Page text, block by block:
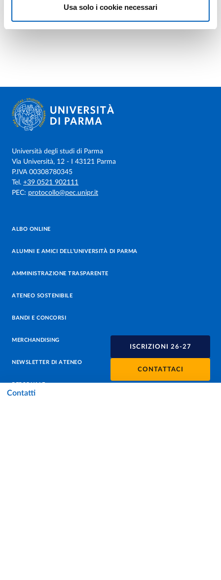
Usa solo i cookie necessari
ISCRIZIONI 26-27
CONTATTACI
Contatti
Università degli studi di Parma
Via Università, 12 - I 43121 Parma
P.IVA 00308780345
Tel. +39 0521 902111
PEC: protocollo@pec.unipr.it
ALBO ONLINE
ALUMNI E AMICI DELL’UNIVERSITÀ DI PARMA
AMMINISTRAZIONE TRASPARENTE
ATENEO SOSTENIBILE
BANDI E CONCORSI
MERCHANDISING
NEWSLETTER DI ATENEO
PERSONALE